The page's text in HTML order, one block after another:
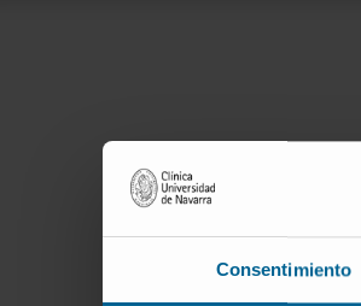
Consentimiento